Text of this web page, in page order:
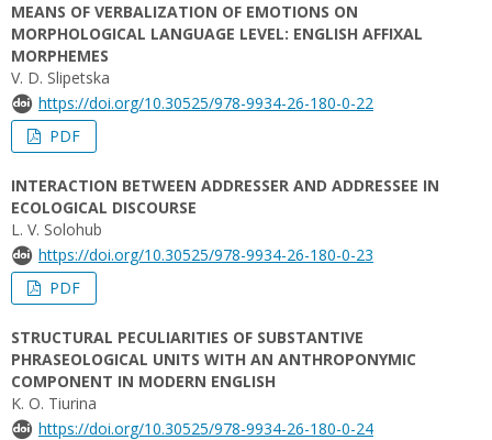
MEANS OF VERBALIZATION OF EMOTIONS ON
MORPHOLOGICAL LANGUAGE LEVEL: ENGLISH AFFIXAL
MORPHEMES
V. D. Slipetska
https://doi.org/10.30525/978-9934-26-180-0-22
PDF
INTERACTION BETWEEN ADDRESSER AND ADDRESSEE IN
ECOLOGICAL DISCOURSE
L. V. Solohub
https://doi.org/10.30525/978-9934-26-180-0-23
PDF
STRUCTURAL PECULIARITIES OF SUBSTANTIVE
PHRASEOLOGICAL UNITS WITH AN ANTHROPONYMIC
COMPONENT IN MODERN ENGLISH
K. O. Tiurina
https://doi.org/10.30525/978-9934-26-180-0-24